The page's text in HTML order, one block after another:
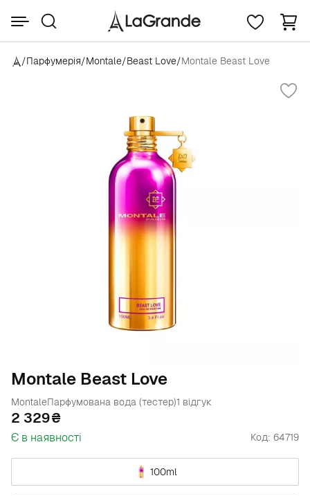
/Парфумерія/Montale/Beast Love/Montale Beast Love
Montale Beast Love
MontaleПарфумована вода (тестер)1 відгук
2 329
Є в наявності Код: 64719
100ml